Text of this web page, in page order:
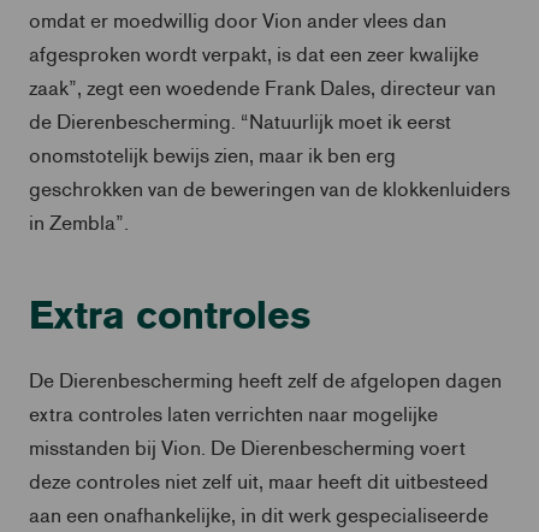
omdat er moedwillig door Vion ander vlees dan
afgesproken wordt verpakt, is dat een zeer kwalijke
zaak”, zegt een woedende Frank Dales, directeur van
de Dierenbescherming. “Natuurlijk moet ik eerst
onomstotelijk bewijs zien, maar ik ben erg
geschrokken van de beweringen van de klokkenluiders
in Zembla”.
Extra controles
De Dierenbescherming heeft zelf de afgelopen dagen
extra controles laten verrichten naar mogelijke
misstanden bij Vion. De Dierenbescherming voert
deze controles niet zelf uit, maar heeft dit uitbesteed
aan een onafhankelijke, in dit werk gespecialiseerde